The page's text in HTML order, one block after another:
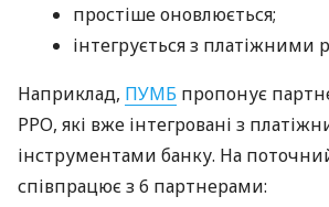
простіше оновлюється;
інтегрується з платіжними
Наприклад, ПУМБ пропонує
РРО, які вже інтегровані з
інструментами банку. На
співпрацює з 6 партнерами: